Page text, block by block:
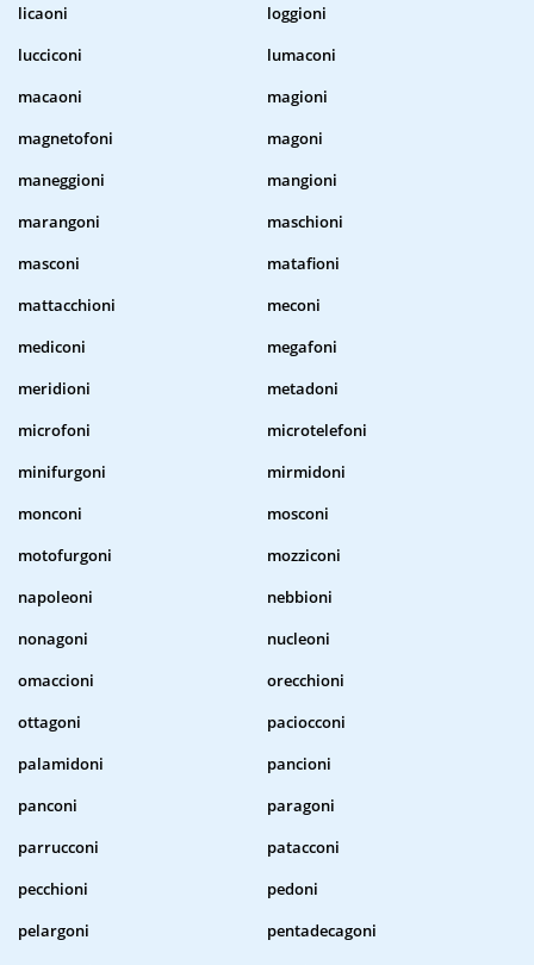
licaoni
loggioni
lucciconi
lumaconi
macaoni
magioni
magnetofoni
magoni
maneggioni
mangioni
marangoni
maschioni
masconi
matafioni
mattacchioni
meconi
mediconi
megafoni
meridioni
metadoni
microfoni
microtelefoni
minifurgoni
mirmidoni
monconi
mosconi
motofurgoni
mozziconi
napoleoni
nebbioni
nonagoni
nucleoni
omaccioni
orecchioni
ottagoni
paciocconi
palamidoni
pancioni
panconi
paragoni
parrucconi
patacconi
pecchioni
pedoni
pelargoni
pentadecagoni